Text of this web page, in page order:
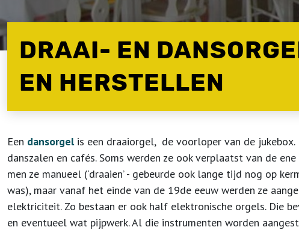
DRAAI- EN
EN HERSTELLEN
Een dansorgelis een draaiorgel, de voorloper van de
danszalen en cafés. Soms werden ze ook verplaatst van de
men ze manueel (‘draaien’ - gebeurde ook lange tijd nog op
was), maar vanaf het einde van de 19de eeuw werden ze
elektriciteit. Zo bestaan er ook half elektronische orgels. Die
en eventueel wat pijpwerk. Al die instrumenten worden